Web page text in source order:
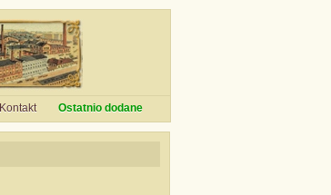
Kontakt Ostatnio dodane